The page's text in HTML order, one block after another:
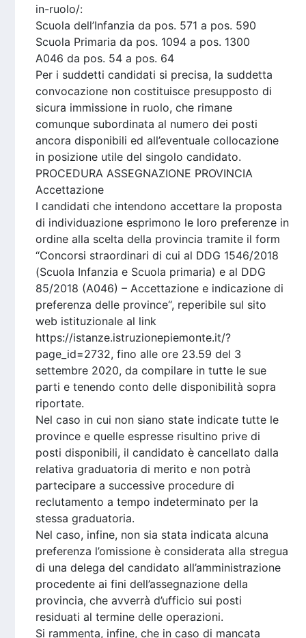
in-ruolo/:
Scuola dell’Infanzia da pos. 571 a pos. 590
Scuola Primaria da pos. 1094 a pos. 1300
A046 da pos. 54 a pos. 64
Per i suddetti candidati si precisa, la suddetta
convocazione non costituisce presupposto di
sicura immissione in ruolo, che rimane
comunque subordinata al numero dei posti
ancora disponibili ed all’eventuale collocazione
in posizione utile del singolo candidato.
PROCEDURA ASSEGNAZIONE PROVINCIA
Accettazione
I candidati che intendono accettare la proposta
di individuazione esprimono le loro preferenze in
ordine alla scelta della provincia tramite il form
“Concorsi straordinari di cui al DDG 1546/2018
(Scuola Infanzia e Scuola primaria) e al DDG
85/2018 (A046) – Accettazione e indicazione di
preferenza delle province“, reperibile sul sito
web istituzionale al link
https://istanze.istruzionepiemonte.it/?
page_id=2732, fino alle ore 23.59 del 3
settembre 2020, da compilare in tutte le sue
parti e tenendo conto delle disponibilità sopra
riportate.
Nel caso in cui non siano state indicate tutte le
province e quelle espresse risultino prive di
posti disponibili, il candidato è cancellato dalla
relativa graduatoria di merito e non potrà
partecipare a successive procedure di
reclutamento a tempo indeterminato per la
stessa graduatoria.
Nel caso, infine, non sia stata indicata alcuna
preferenza l’omissione è considerata alla stregua
di una delega del candidato all’amministrazione
procedente ai fini dell’assegnazione della
provincia, che avverrà d’ufficio sui posti
residuati al termine delle operazioni.
Si rammenta, infine, che in caso di mancata